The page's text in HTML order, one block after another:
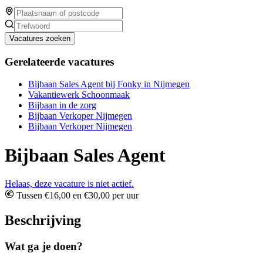
Vacatures zoeken
Gerelateerde vacatures
Bijbaan Sales Agent bij Fonky in Nijmegen
Vakantiewerk Schoonmaak
Bijbaan in de zorg
Bijbaan Verkoper Nijmegen
Bijbaan Verkoper Nijmegen
Bijbaan Sales Agent
Helaas, deze vacature is niet actief.
Tussen €16,00 en €30,00 per uur
Beschrijving
Wat ga je doen?